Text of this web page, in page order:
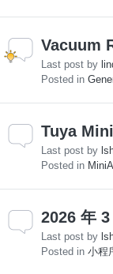
Vacuum
Last post by
Posted in
Tuya
Last post by
Posted in
2026 年
Last post by
Posted in 小程